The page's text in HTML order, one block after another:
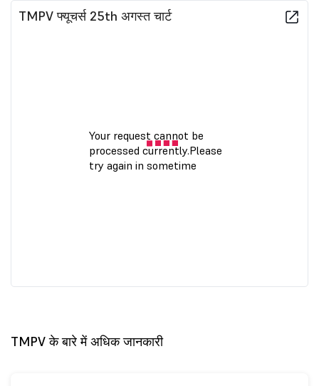
TMPV फ्यूचर्स 25th अगस्त चार्ट
TMPV के बारे में अधिक जानकारी